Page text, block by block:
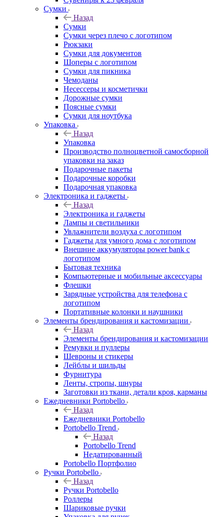
Сумки
Назад
Сумки
Сумки через плечо с логотипом
Рюкзаки
Сумки для документов
Шоперы с логотипом
Сумки для пикника
Чемоданы
Несессеры и косметички
Дорожные сумки
Поясные сумки
Сумки для ноутбука
Упаковка
Назад
Упаковка
Производство полноцветной самосборной
упаковки на заказ
Подарочные пакеты
Подарочные коробки
Подарочная упаковка
Электроника и гаджеты
Назад
Электроника и гаджеты
Лампы и светильники
Увлажнители воздуха с логотипом
Гаджеты для умного дома с логотипом
Внешние аккумуляторы power bank с
логотипом
Бытовая техника
Компьютерные и мобильные аксессуары
Флешки
Зарядные устройства для телефона с
логотипом
Портативные колонки и наушники
Элементы брендирования и кастомизации
Назад
Элементы брендирования и кастомизации
Ремувки и пуллеры
Шевроны и стикеры
Лейблы и шильды
Фурнитура
Ленты, стропы, шнуры
Заготовки из ткани, детали кроя, карманы
Ежедневники Portobello
Назад
Ежедневники Portobello
Portobello Trend
Назад
Portobello Trend
Недатированный
Portobello Портфолио
Ручки Portobello
Назад
Ручки Portobello
Роллеры
Шариковые ручки